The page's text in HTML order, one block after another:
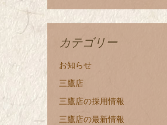
カテゴリー
お知らせ
三鷹店
三鷹店の採用情報
三鷹店の最新情報